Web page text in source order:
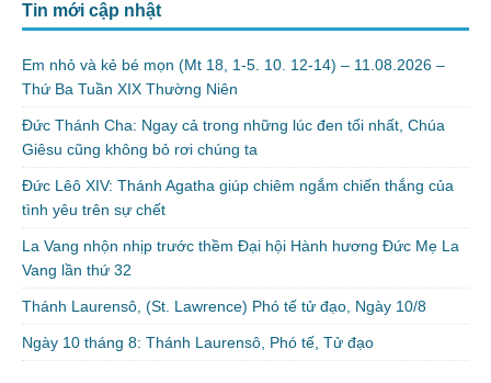
Tin mới cập nhật
Em nhỏ và kẻ bé mọn (Mt 18, 1-5. 10. 12-14) – 11.08.2026 –
Thứ Ba Tuần XIX Thường Niên
Đức Thánh Cha: Ngay cả trong những lúc đen tối nhất, Chúa
Giêsu cũng không bỏ rơi chúng ta
Đức Lêô XIV: Thánh Agatha giúp chiêm ngắm chiến thắng của
tình yêu trên sự chết
La Vang nhộn nhịp trước thềm Đại hội Hành hương Đức Mẹ La
Vang lần thứ 32
Thánh Laurensô, (St. Lawrence) Phó tế tử đạo, Ngày 10/8
Ngày 10 tháng 8: Thánh Laurensô, Phó tế, Tử đạo